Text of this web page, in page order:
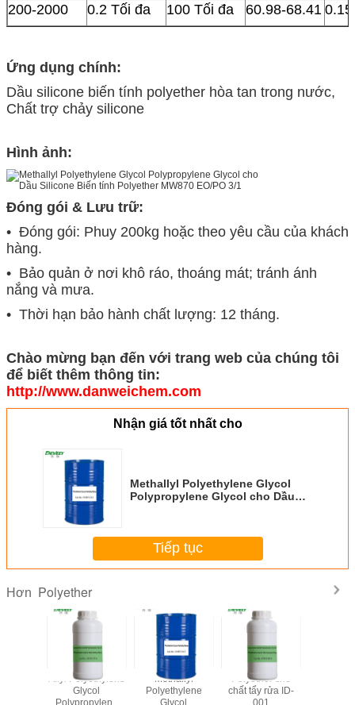
200-2000 0.2 Tối đa 100 Tối đa 60.98-68.41
Ứng dụng chính:
Dầu silicone biến tính polyether hòa tan trong nước,
Chất trợ chảy silicone
Hình ảnh:
Đóng gói & Lưu trữ:
• Đóng gói: Phuy 200kg hoặc theo yêu cầu của khách
hàng.
• Bảo quản ở nơi khô ráo, thoáng mát; tránh ánh
nắng và mưa.
• Thời hạn bảo hành chất lượng: 12 tháng.
Chào mừng bạn đến với trang web của chúng tôi
để biết thêm thông tin:
http://www.danweichem.com
Nhận giá tốt nhất cho
Methallyl Polyethylene Glycol
Polypropylene Glycol cho Dầu
Tiếp tục
Hơn Polyether
Allyl Polyethylene
Glycol
Polypropylene
Methallyl
Polyethylene
Glycol
Polyether cho
chất tẩy rửa ID-
001